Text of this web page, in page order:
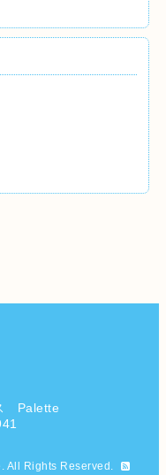
Palette
. All Rights Reserved.